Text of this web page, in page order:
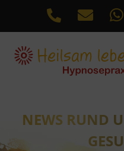
Anrufen:Link
NEWS RUND